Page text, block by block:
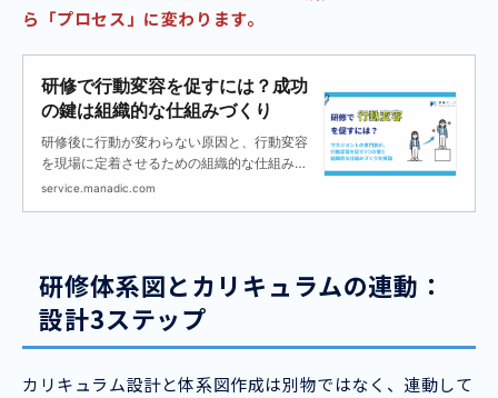
ら「プロセス」に変わります。
研修で行動変容を促すには？成功
の鍵は組織的な仕組みづくり
研修後に行動が変わらない原因と、行動変容
を現場に定着させるための組織的な仕組みづ
くりを解説します。
service.manadic.com
研修体系図とカリキュラムの連動：
設計3ステップ
カリキュラム設計と体系図作成は別物ではなく、連動して